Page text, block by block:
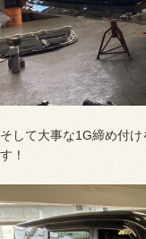
そして大事な1G締め付
す！